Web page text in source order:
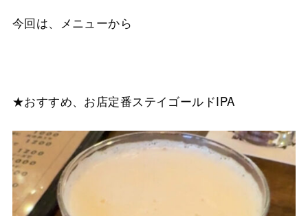
今回は、メニューから
★おすすめ、お店定番ステイゴールドIPA